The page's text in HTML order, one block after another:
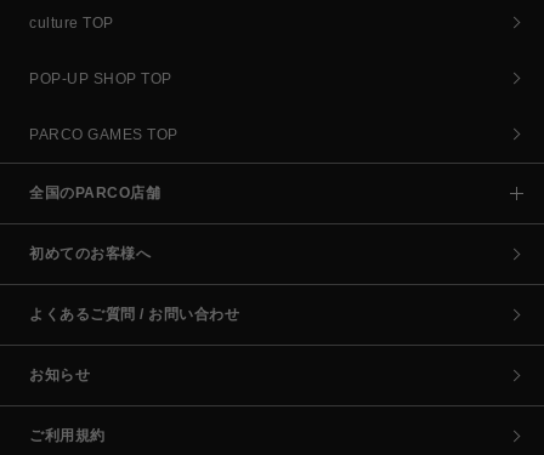
culture TOP
POP-UP SHOP TOP
PARCO GAMES TOP
全国のPARCO店舗
初めてのお客様へ
よくあるご質問 / お問い合わせ
お知らせ
ご利用規約